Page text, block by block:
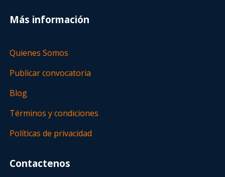
Más información
Quienes Somos
Publicar convocatoria
Blog
Términos y condiciones
Políticas de privacidad
Contactenos